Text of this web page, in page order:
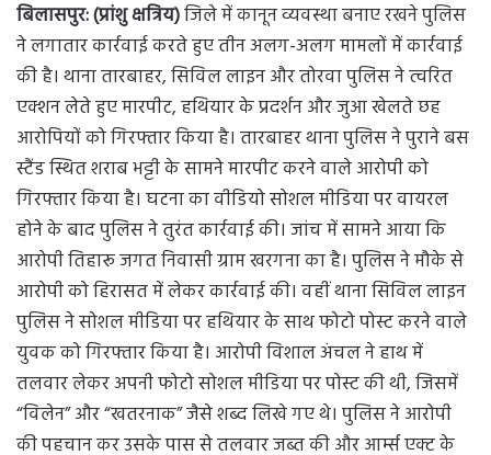
बिलासपुर: (प्रांशु क्षत्रिय)जिले में कानून व्यवस्था बनाए रखने पुलिस
ने लगातार कार्रवाई करते हुए तीन अलग-अलग मामलों में कार्रवाई
की है। थाना तारबाहर, सिविल लाइन और तोरवा पुलिस ने त्वरित
एक्शन लेते हुए मारपीट, हथियार के प्रदर्शन और जुआ खेलते छह
आरोपियों को गिरफ्तार किया है। तारबाहर थाना पुलिस ने पुराने बस
स्टैंड स्थित शराब भट्टी के सामने मारपीट करने वाले आरोपी को
गिरफ्तार किया है। घटना का वीडियो सोशल मीडिया पर वायरल
होने के बाद पुलिस ने तुरंत कार्रवाई की। जांच में सामने आया कि
आरोपी तिहारू जगत निवासी ग्राम खरगना का है। पुलिस ने मौके से
आरोपी को हिरासत में लेकर कार्रवाई की। वहीं थाना सिविल लाइन
पुलिस ने सोशल मीडिया पर हथियार के साथ फोटो पोस्ट करने वाले
युवक को गिरफ्तार किया है। आरोपी विशाल अंचल ने हाथ में
तलवार लेकर अपनी फोटो सोशल मीडिया पर पोस्ट की थी, जिसमें
“विलेन” और “खतरनाक” जैसे शब्द लिखे गए थे। पुलिस ने आरोपी
की पहचान कर उसके पास से तलवार जब्त की और आर्म्स एक्ट के